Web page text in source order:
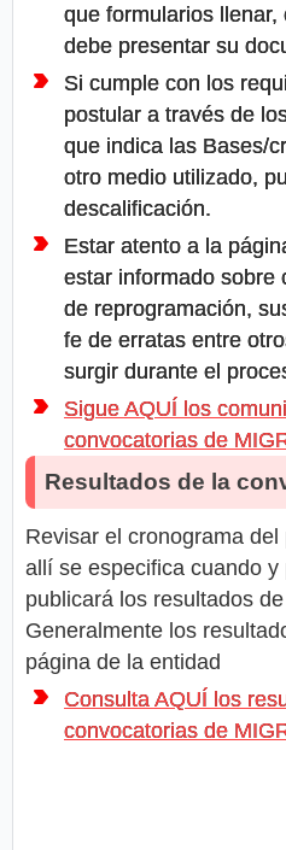
que formularios
debe presentar su
Si cumple con los
postular a través de
que indica las Bases/
otro medio utilizado,
descalificación.
Estar atento a la
estar informado sobre
de reprogramación,
fe de erratas entre
surgir durante el
Sigue AQUÍ los
convocatorias de
Resultados de la
Revisar el cronograma
allí se especifica cuando
publicará los resultados
Generalmente los
página de la entidad
Consulta AQUÍ los
convocatorias de